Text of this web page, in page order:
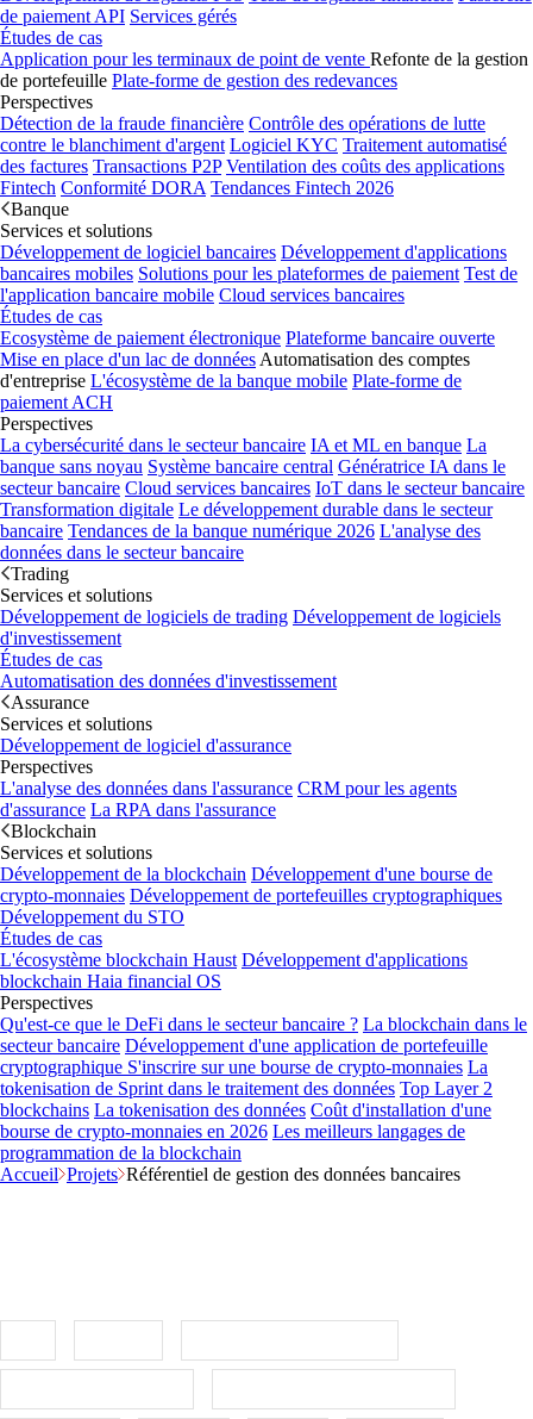
de paiement API Services gérés
Études de cas
Application pour les terminaux de point de vente Refonte de la gestion
de portefeuille Plate-forme de gestion des redevances
Perspectives
Détection de la fraude financière Contrôle des opérations de lutte
contre le blanchiment d'argent Logiciel KYC Traitement automatisé
des factures Transactions P2P Ventilation des coûts des applications
Fintech Conformité DORA Tendances Fintech 2026
Banque
Services et solutions
Développement de logiciel bancaires Développement d'applications
bancaires mobiles Solutions pour les plateformes de paiement Test de
l'application bancaire mobile Cloud services bancaires
Études de cas
Ecosystème de paiement électronique Plateforme bancaire ouverte
Mise en place d'un lac de données Automatisation des comptes
d'entreprise L'écosystème de la banque mobile Plate-forme de
paiement ACH
Perspectives
La cybersécurité dans le secteur bancaire IA et ML en banque La
banque sans noyau Système bancaire central Génératrice IA dans le
secteur bancaire Cloud services bancaires IoT dans le secteur bancaire
Transformation digitale Le développement durable dans le secteur
bancaire Tendances de la banque numérique 2026 L'analyse des
données dans le secteur bancaire
Trading
Services et solutions
Développement de logiciels de trading Développement de logiciels
d'investissement
Études de cas
Automatisation des données d'investissement
Assurance
Services et solutions
Développement de logiciel d'assurance
Perspectives
L'analyse des données dans l'assurance CRM pour les agents
d'assurance La RPA dans l'assurance
Blockchain
Services et solutions
Développement de la blockchain Développement d'une bourse de
crypto-monnaies Développement de portefeuilles cryptographiques
Développement du STO
Études de cas
L'écosystème blockchain Haust Développement d'applications
blockchain Haia financial OS
Perspectives
Qu'est-ce que le DeFi dans le secteur bancaire ? La blockchain dans le
secteur bancaire Développement d'une application de portefeuille
cryptographique S'inscrire sur une bourse de crypto-monnaies La
tokenisation de Sprint dans le traitement des données Top Layer 2
blockchains La tokenisation des données Coût d'installation d'une
bourse de crypto-monnaies en 2026 Les meilleurs langages de
programmation de la blockchain
Accueil Projets Référentiel de gestion des données bancaires